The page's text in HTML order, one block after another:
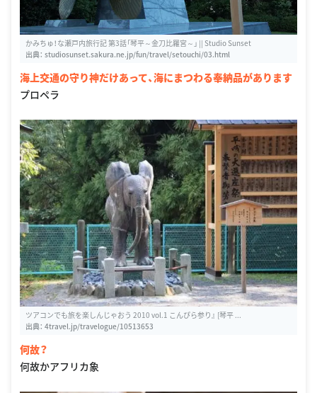
かみちゅ！な瀬戸内旅行記 第3話「琴平～金刀比羅宮～」 || Studio Sunset
出典： studiosunset.sakura.ne.jp/fun/travel/setouchi/03.html
海上交通の守り神だけあって、海にまつわる奉納品があります
プロペラ
ツアコンでも旅を楽しんじゃおう 2010 vol.1 こんぴら参り』 [琴平 ...
出典： 4travel.jp/travelogue/10513653
何故？
何故かアフリカ象